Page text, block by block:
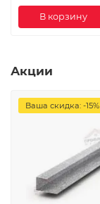
В корзину
Акции
Ваша скидка: -15%